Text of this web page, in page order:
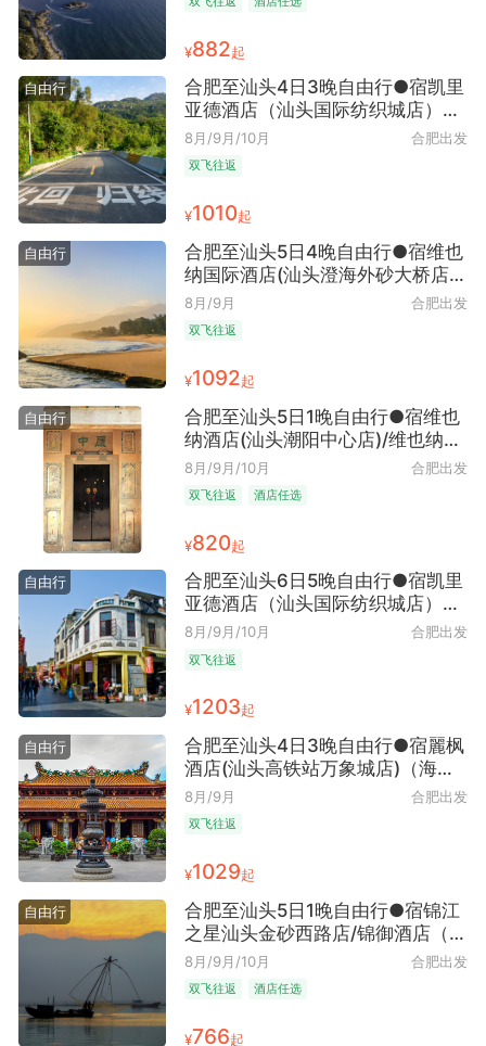
¥882起
自由行
合肥至汕头4日3晚自由行●宿凯里
亚德酒店（汕头国际纺织城店）
（建筑艺术鉴赏）
8月/9月/10月 合肥出发
双飞往返
¥1010起
自由行
合肥至汕头5日4晚自由行●宿维也
纳国际酒店(汕头澄海外砂大桥店)
（汕头往返+海岛时光畅享）
8月/9月 合肥出发
双飞往返
¥1092起
自由行
合肥至汕头5日1晚自由行●宿维也
纳酒店(汕头潮阳中心店)/维也纳酒
店(汕头高铁站店)可选（建筑艺术
鉴赏）
8月/9月/10月 合肥出发
双飞往返 酒店任选
¥820起
自由行
合肥至汕头6日5晚自由行●宿凯里
亚德酒店（汕头国际纺织城店）
（建筑艺术鉴赏）
8月/9月/10月 合肥出发
双飞往返
¥1203起
自由行
合肥至汕头4日3晚自由行●宿麗枫
酒店(汕头高铁站万象城店)（海岛
时光畅享）
8月/9月 合肥出发
双飞往返
¥1029起
自由行
合肥至汕头5日1晚自由行●宿锦江
之星汕头金砂西路店/锦御酒店（汕
头高铁站珠江美食街店）可选（民
俗风情体验）
8月/9月/10月 合肥出发
双飞往返 酒店任选
¥766起